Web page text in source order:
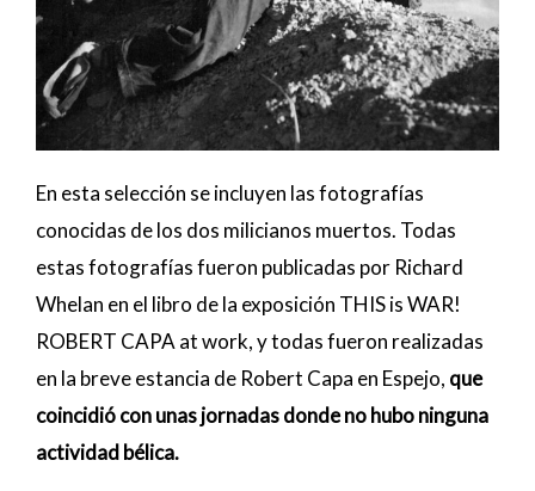
En esta selección se incluyen las fotografías
conocidas de los dos milicianos muertos. Todas
estas fotografías fueron publicadas por Richard
Whelan en el libro de la exposición THIS is WAR!
ROBERT CAPA at work, y todas fueron realizadas
en la breve estancia de Robert Capa en Espejo, que
coincidió con unas jornadas donde no hubo ninguna
actividad bélica.